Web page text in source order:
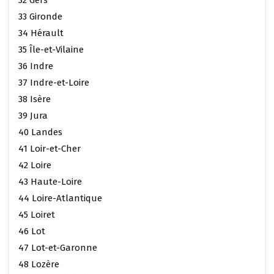
33 Gironde
34 Hérault
35 Île-et-Vilaine
36 Indre
37 Indre-et-Loire
38 Isère
39 Jura
40 Landes
41 Loir-et-Cher
42 Loire
43 Haute-Loire
44 Loire-Atlantique
45 Loiret
46 Lot
47 Lot-et-Garonne
48 Lozère